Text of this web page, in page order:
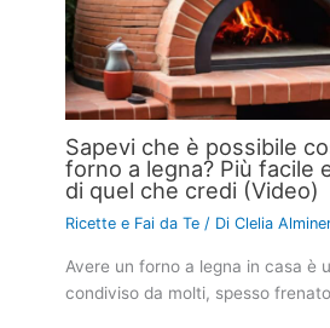
Sapevi che è possibile
forno a legna? Più facile
di quel che credi (Video)
Ricette e Fai da Te / DiClelia
Avere un forno a legna in casa è
condiviso da molti, spesso